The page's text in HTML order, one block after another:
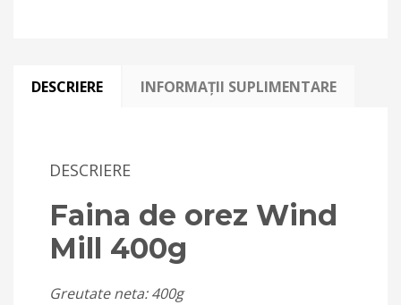
DESCRIERE INFORMAȚII SUPLIMENTARE
DESCRIERE
Faina de orez Wind
Mill 400g
Greutate neta: 400g